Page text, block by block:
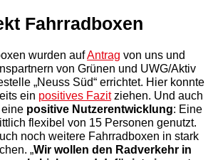
Fahrradboxen
wurden aufAntrag von uns und
von Grünen und UWG/Aktiv
„Neuss Süd“ errichtet. Hier konnte
ein positives Fazitziehen. Und auch
positive Nutzerentwicklung: Eine
flexibel von 15 Personen genutzt.
noch weitere Fahrradboxen in stark
„Wir wollen den Radverkehr in